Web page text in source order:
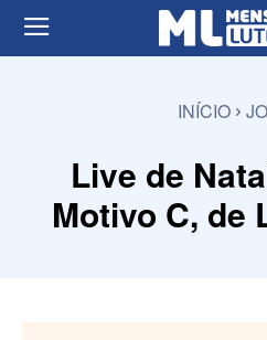
INÍCIO
Live de
Motivo C, de